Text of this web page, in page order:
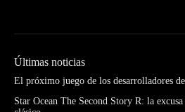
Últimas noticias
El próximo juego de los desarrolladores
Star Ocean The Second Story R: la